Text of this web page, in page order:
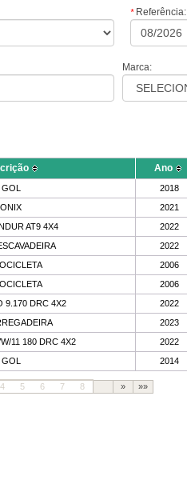
* Referência:
Marca:
Ano
GOL 2018
ONIX 2021
AT9 4X4 2022
2022
2006
2006
9.170 DRC 4X2 2022
2023
11 180 DRC 4X2 2022
GOL 2014
4 5 6 7 8 » »»